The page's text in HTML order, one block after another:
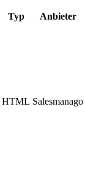
Typ Anbieter
HTML Salesmanago